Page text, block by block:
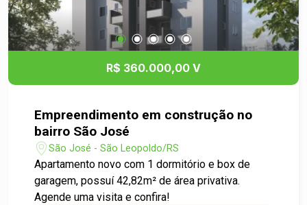
R$ 360.000,00 V
Empreendimento em construção no
bairro São José
São José - São Leopoldo/RS
Apartamento novo com 1 dormitório e box de
garagem, possuí 42,82m² de área privativa.
Agende uma visita e confira!